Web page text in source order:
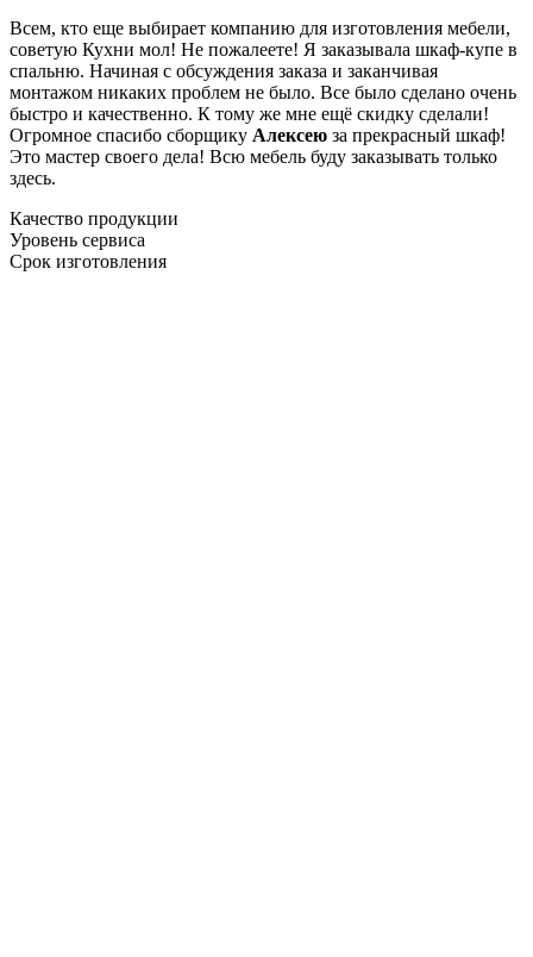
Всем, кто еще выбирает компанию для изготовления мебели,
советую Кухни мол! Не пожалеете! Я заказывала шкаф-купе в
спальню. Начиная с обсуждения заказа и заканчивая
монтажом никаких проблем не было. Все было сделано очень
быстро и качественно. К тому же мне ещё скидку сделали!
Огромное спасибо сборщику Алексею за прекрасный шкаф!
Это мастер своего дела! Всю мебель буду заказывать только
здесь.
Качество продукции
Уровень сервиса
Срок изготовления